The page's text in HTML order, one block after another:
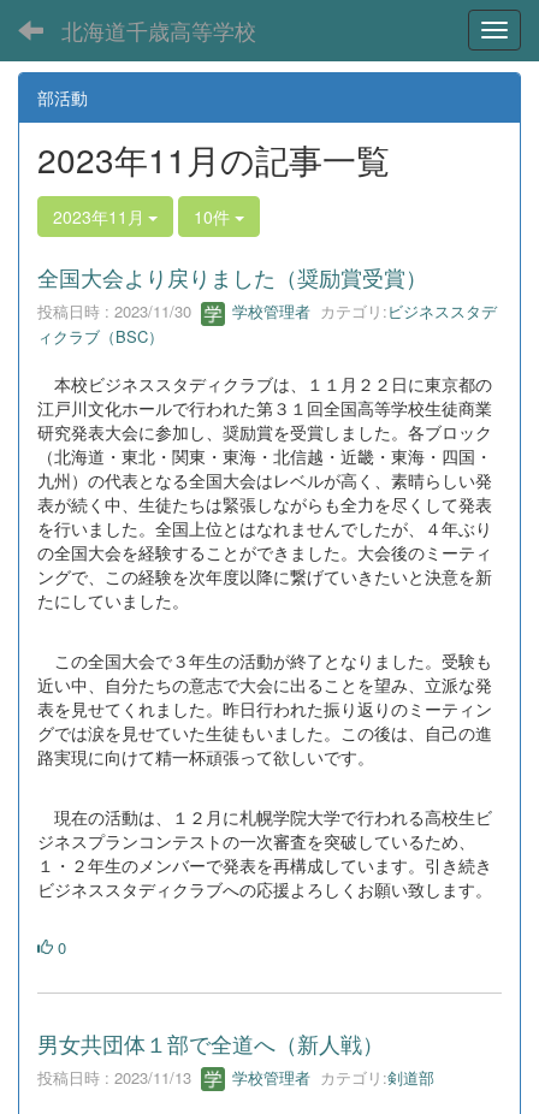
北海道千歳高等学校
部活動
2023年11月の記事一覧
2023年11月 10件
全国大会より戻りました（奨励賞受賞）
投稿日時 : 2023/11/30 学校管理者 カテゴリ:ビジネススタデ
ィクラブ（BSC）
本校ビジネススタディクラブは、１１月２２日に東京都の
江戸川文化ホールで行われた第３１回全国高等学校生徒商業
研究発表大会に参加し、奨励賞を受賞しました。各ブロック
（北海道・東北・関東・東海・北信越・近畿・東海・四国・
九州）の代表となる全国大会はレベルが高く、素晴らしい発
表が続く中、生徒たちは緊張しながらも全力を尽くして発表
を行いました。全国上位とはなれませんでしたが、４年ぶり
の全国大会を経験することができました。大会後のミーティ
ングで、この経験を次年度以降に繋げていきたいと決意を新
たにしていました。
この全国大会で３年生の活動が終了となりました。受験も
近い中、自分たちの意志で大会に出ることを望み、立派な発
表を見せてくれました。昨日行われた振り返りのミーティン
グでは涙を見せていた生徒もいました。この後は、自己の進
路実現に向けて精一杯頑張って欲しいです。
現在の活動は、１２月に札幌学院大学で行われる高校生ビ
ジネスプランコンテストの一次審査を突破しているため、
１・２年生のメンバーで発表を再構成しています。引き続き
ビジネススタディクラブへの応援よろしくお願い致します。
0
男女共団体１部で全道へ（新人戦）
投稿日時 : 2023/11/13 学校管理者 カテゴリ:剣道部